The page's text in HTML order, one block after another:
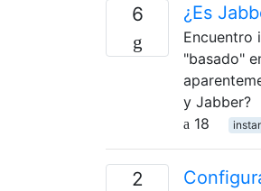
6 ¿Es
Encuentro
"basado"
y Jabber?
18
2